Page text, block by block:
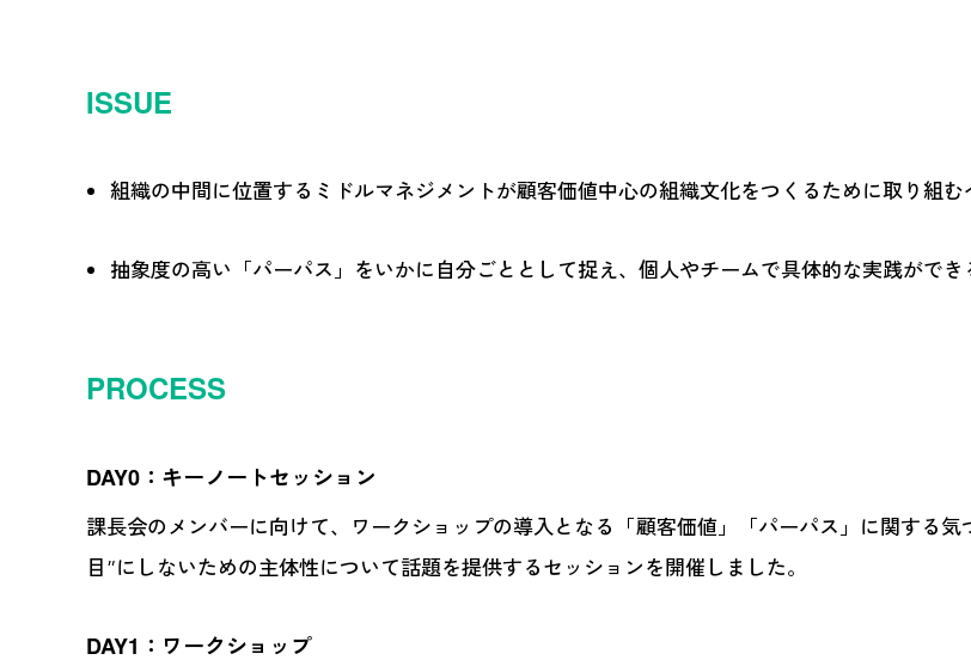
ISSUE
組織の中間に位置するミドルマネジメントが顧客価値中心の組織文化をつくるために取り組
抽象度の高い「パーパス」をいかに自分ごととして捉え、個人やチームで具体的な実践がで
PROCESS
DAY0：キーノートセッション
課長会のメンバーに向けて、ワークショップの導入となる「顧客価値」「パーパス」に関する気
目”にしないための主体性について話題を提供するセッションを開催しました。
DAY1：ワークショップ